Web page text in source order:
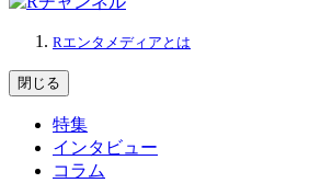
Rエンタメディアとは
閉じる
特集
インタビュー
コラム